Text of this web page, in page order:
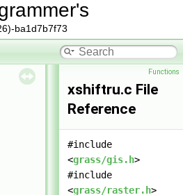
ba1d7b7f73
Functions
xshiftru.c File
Reference
#include
<grass/gis.h>
#include
<grass/raster.h>